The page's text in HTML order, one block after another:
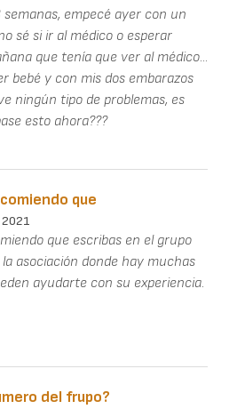
empecé ayer con un
sé si ir al médico o esperar
que tenía que ver al médico...
bebé y con mis dos embarazos
ningún tipo de problemas, es
esto ahora???
que
2021
que escribas en el grupo
la asociación donde hay muchas
ayudarte con su experiencia.
del frupo?